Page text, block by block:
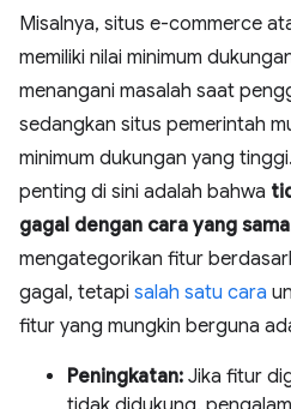
Misalnya, situs e-commerce
memiliki nilai minimum
menangani masalah saat
sedangkan situs pemerintah
minimum dukungan yang
penting di sini adalah bahwa
gagal dengan cara yang sama
mengategorikan fitur
gagal, tetapi salah satu cara
fitur yang mungkin berguna
Peningkatan: Jika fitur